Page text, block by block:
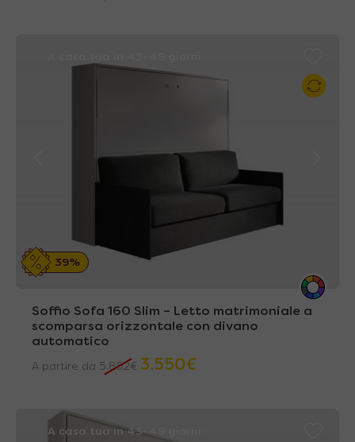
39%
Soffio Sofa 160 Slim – Letto matrimoniale a
scomparsa orizzontale con divano
automatico
A partire da 5.852€ 3.550€
A casa tua in 43~49 giorni